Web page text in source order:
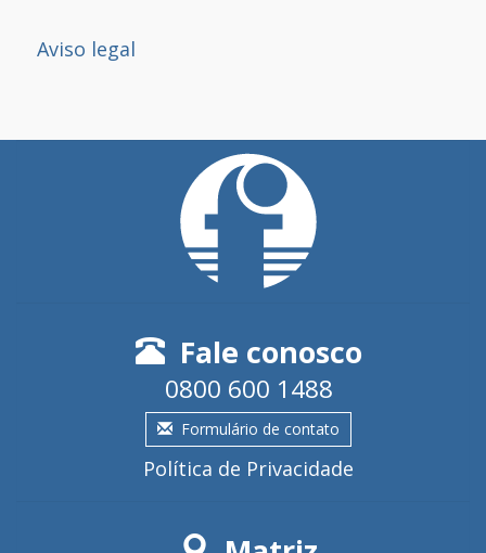
Aviso legal
Fale conosco
0800 600 1488
Formulário de contato
Política de Privacidade